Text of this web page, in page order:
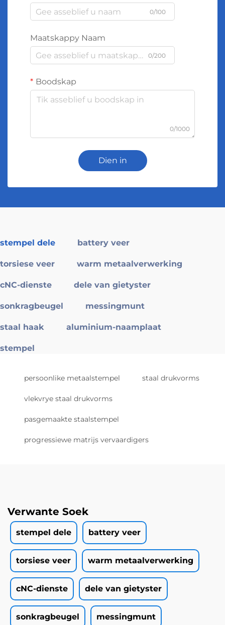
0/100
Maatskappy Naam
0/200
Boodskap
0/1000
Dien in
stempel dele battery veer
torsiese veer warm metaalverwerking
cNC-dienste dele van gietyster
sonkragbeugel messingmunt
staal haak aluminium-naamplaat
stempel
persoonlike metaalstempel staal drukvorms
vlekvrye staal drukvorms
pasgemaakte staalstempel
progressiewe matrijs vervaardigers
Verwante Soek
stempel dele battery veer
torsiese veer warm metaalverwerking
cNC-dienste dele van gietyster
sonkragbeugel messingmunt